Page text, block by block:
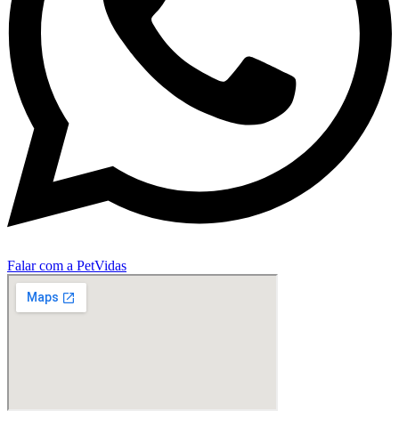
Falar com a PetVidas